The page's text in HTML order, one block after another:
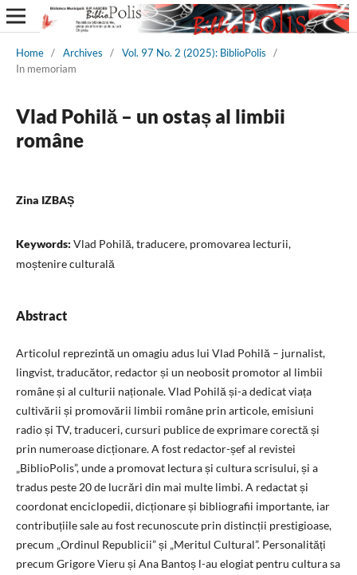
Home / Archives / Vol. 97 No. 2 (2025): BiblioPolis
/
In memoriam
Vlad Pohilă – un ostaș al limbii
române
Zina IZBAȘ
Keywords: Vlad Pohilă, traducere, promovarea lecturii,
moștenire culturală
Abstract
Articolul reprezintă un omagiu adus lui Vlad Pohilă – jurnalist,
lingvist, traducător, redactor și un neobosit promotor al limbii
române și al culturii naționale. Vlad Pohilă și-a dedicat viața
cultivării și promovării limbii române prin articole, emisiuni
radio și TV, traduceri, cursuri publice de exprimare corectă și
prin numeroase dicționare. A fost redactor-șef al revistei
„BiblioPolis”, unde a promovat lectura și cultura scrisului, și a
tradus peste 20 de lucrări din mai multe limbi. A redactat și
coordonat enciclopedii, dicționare și bibliografii importante, iar
contribuțiile sale au fost recunoscute prin distincții prestigioase,
precum „Ordinul Republicii” și „Meritul Cultural”. Personalități
precum Grigore Vieru și Ana Bantoș l-au elogiat pentru cultura sa